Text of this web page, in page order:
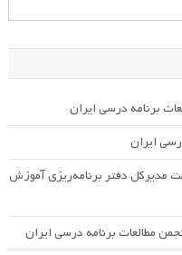
برنامه درسی ایران
ایران
مدیرکل دفتر برنامه‌ریزی آموزش
مطالعات برنامه درسی ایران